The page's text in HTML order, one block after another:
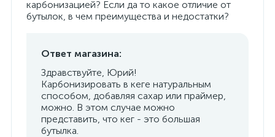
карбонизацией? Если да то какое отличие от
бутылок, в чем преимущества и недостатки?
Ответ магазина:
Здравствуйте, Юрий!
Карбонизировать в кеге натуральным
способом, добавляя сахар или праймер,
можно. В этом случае можно
представить, что кег - это большая
бутылка.